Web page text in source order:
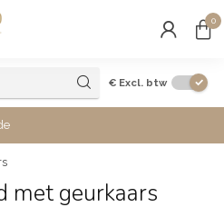
0
€ Excl. btw
met geurkaars